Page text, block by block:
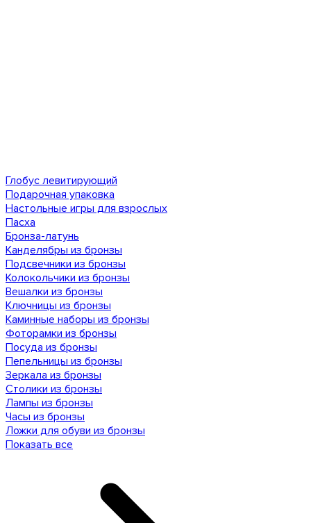
Глобус левитирующий
Подарочная упаковка
Настольные игры для взрослых
Пасха
Бронза-латунь
Канделябры из бронзы
Подсвечники из бронзы
Колокольчики из бронзы
Вешалки из бронзы
Ключницы из бронзы
Каминные наборы из бронзы
Фоторамки из бронзы
Посуда из бронзы
Пепельницы из бронзы
Зеркала из бронзы
Столики из бронзы
Лампы из бронзы
Часы из бронзы
Ложки для обуви из бронзы
Показать все